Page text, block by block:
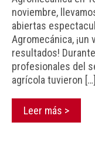
noviembre,
abiertas
Agromecánica,
resultados!
profesionales del
agrícola tuvieron […]
Leer más >